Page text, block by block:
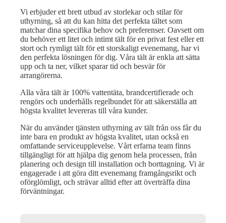
Vi erbjuder ett brett utbud av storlekar och stilar för
uthyrning, så att du kan hitta det perfekta tältet som
matchar dina specifika behov och preferenser. Oavsett om
du behöver ett litet och intimt tält för en privat fest eller ett
stort och rymligt tält för ett storskaligt evenemang, har vi
den perfekta lösningen för dig. Våra tält är enkla att sätta
upp och ta ner, vilket sparar tid och besvär för
arrangörerna.
Alla våra tält är 100% vattentäta, brandcertifierade och
rengörs och underhålls regelbundet för att säkerställa att
högsta kvalitet levereras till våra kunder.
När du använder tjänsten uthyrning av tält från oss får du
inte bara en produkt av högsta kvalitet, utan också en
omfattande serviceupplevelse. Vårt erfarna team finns
tillgängligt för att hjälpa dig genom hela processen, från
planering och design till installation och borttagning. Vi är
engagerade i att göra ditt evenemang framgångsrikt och
oförglömligt, och strävar alltid efter att överträffa dina
förväntningar.